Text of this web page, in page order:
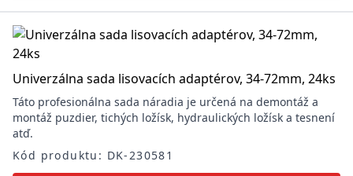
Univerzálna sada lisovacích adaptérov, 34-72mm, 24ks
Táto profesionálna sada náradia je určená na demontáž a
montáž puzdier, tichých ložísk, hydraulických ložísk a tesnení
atď.
Kód produktu: DK-230581